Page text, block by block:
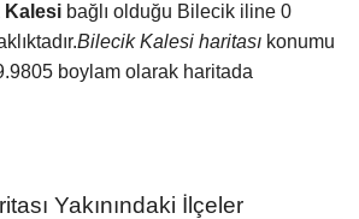
Kalesi bağlı olduğu Bilecik iline 0
Bilecik Kalesi haritası konumu
boylam olarak haritada
Yakınındaki İlçeler